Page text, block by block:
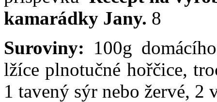
kamarádky Jany. 8
Suroviny: 100g
lžíce plnotučné hořčice,
1 tavený sýr nebo žervé, 2